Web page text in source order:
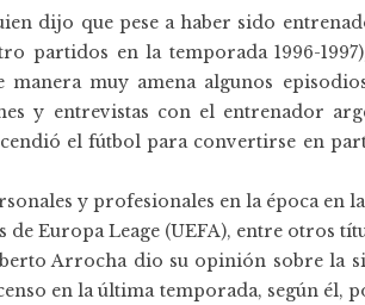
dijo que pese a haber sido
partidos en la temporada 1996-
manera muy amena algunos
y entrevistas con el entrenador
el fútbol para convertirse en
y profesionales en la época en
de Europa Leage (UEFA), entre otros
Arrocha dio su opinión sobre la
en la última temporada, según él,